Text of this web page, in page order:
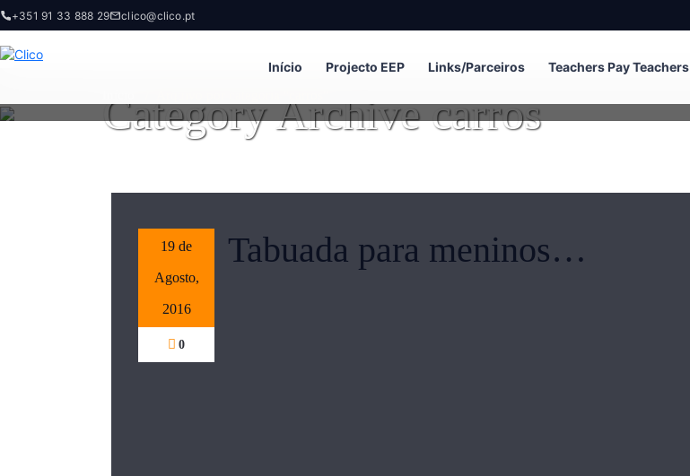
+351 91 33 888 29 clico@clico.pt
Início Projecto EEP Links/Parceiros Teachers Pay Teachers
Category Archive carros
19 de
Agosto,
2016
0
Tabuada para meninos…